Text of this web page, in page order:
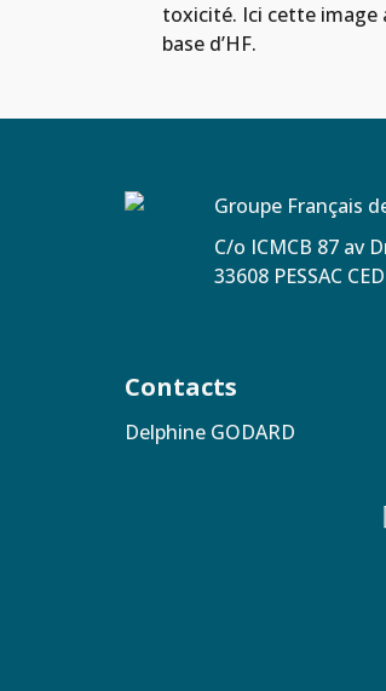
toxicité. Ici cette image
base d’HF.
Groupe Français
C/o ICMCB 87 av
33608 PESSAC
Contacts
Delphine GODARD